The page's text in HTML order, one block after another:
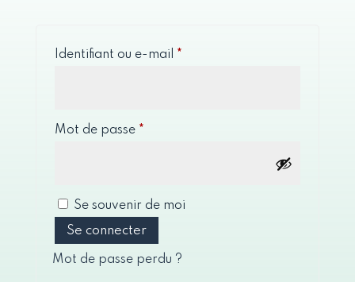
Identifiant ou e-mail *Obligatoire
Mot de passe *Obligatoire
Se souvenir de moi
Se connecter
Mot de passe perdu ?